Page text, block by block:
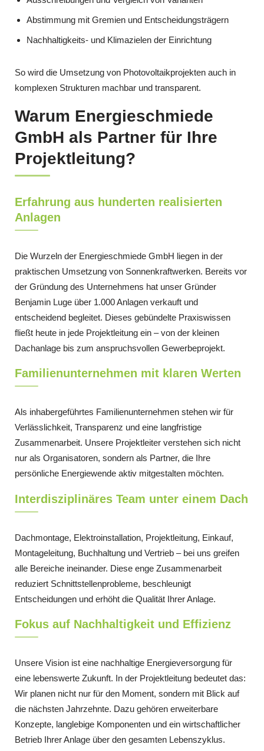
Abstimmung mit Gremien und Entscheidungsträgern
Nachhaltigkeits- und Klimazielen der Einrichtung
So wird die Umsetzung von Photovoltaikprojekten auch in
komplexen Strukturen machbar und transparent.
Warum Energieschmiede
GmbH als Partner für Ihre
Projektleitung?
Erfahrung aus hunderten realisierten
Anlagen
Die Wurzeln der Energieschmiede GmbH liegen in der
praktischen Umsetzung von Sonnenkraftwerken. Bereits vor
der Gründung des Unternehmens hat unser Gründer
Benjamin Luge über 1.000 Anlagen verkauft und
entscheidend begleitet. Dieses gebündelte Praxiswissen
fließt heute in jede Projektleitung ein – von der kleinen
Dachanlage bis zum anspruchsvollen Gewerbeprojekt.
Familienunternehmen mit klaren Werten
Als inhabergeführtes Familienunternehmen stehen wir für
Verlässlichkeit, Transparenz und eine langfristige
Zusammenarbeit. Unsere Projektleiter verstehen sich nicht
nur als Organisatoren, sondern als Partner, die Ihre
persönliche Energiewende aktiv mitgestalten möchten.
Interdisziplinäres Team unter einem Dach
Dachmontage, Elektroinstallation, Projektleitung, Einkauf,
Montageleitung, Buchhaltung und Vertrieb – bei uns greifen
alle Bereiche ineinander. Diese enge Zusammenarbeit
reduziert Schnittstellenprobleme, beschleunigt
Entscheidungen und erhöht die Qualität Ihrer Anlage.
Fokus auf Nachhaltigkeit und Effizienz
Unsere Vision ist eine nachhaltige Energieversorgung für
eine lebenswerte Zukunft. In der Projektleitung bedeutet das:
Wir planen nicht nur für den Moment, sondern mit Blick auf
die nächsten Jahrzehnte. Dazu gehören erweiterbare
Konzepte, langlebige Komponenten und ein wirtschaftlicher
Betrieb Ihrer Anlage über den gesamten Lebenszyklus.